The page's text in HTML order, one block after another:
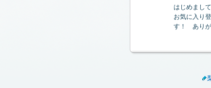
はじめまして
お気に入り
す！ ありが